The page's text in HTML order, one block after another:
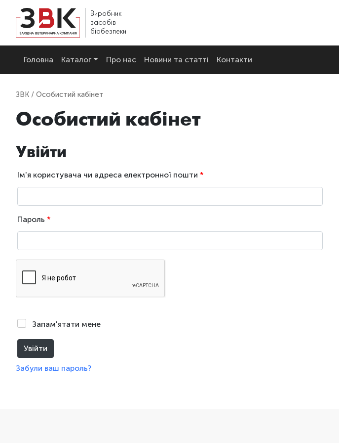
Виробник
засобів
біобезпеки
Головна Каталог Про нас Новини та статті Контакти
ЗВК / Особистий кабінет
Особистий кабінет
Увійти
Ім'я користувача чи адреса електронної пошти *
Пароль *
Запам'ятати мене
Увійти
Забули ваш пароль?